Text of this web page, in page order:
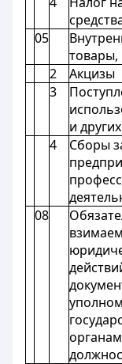
05
товары,
2 Акцизы
3
и
4
Сборы
08